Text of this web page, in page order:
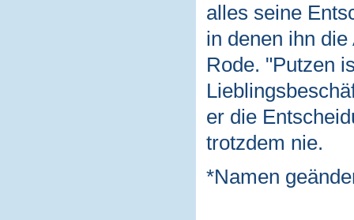
alles seine
in denen ihn
Rode. "Putzen
er die
trotzdem nie.
*Namen